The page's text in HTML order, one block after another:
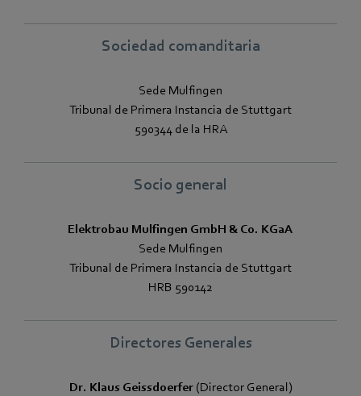
Sociedad comanditaria
Sede Mulfingen
Tribunal de Primera Instancia de Stuttgart
590344 de la HRA
Socio general
Elektrobau Mulfingen GmbH & Co. KGaA
Sede Mulfingen
Tribunal de Primera Instancia de Stuttgart
HRB 590142
Directores Generales
Dr. Klaus Geissdoerfer (Director General)